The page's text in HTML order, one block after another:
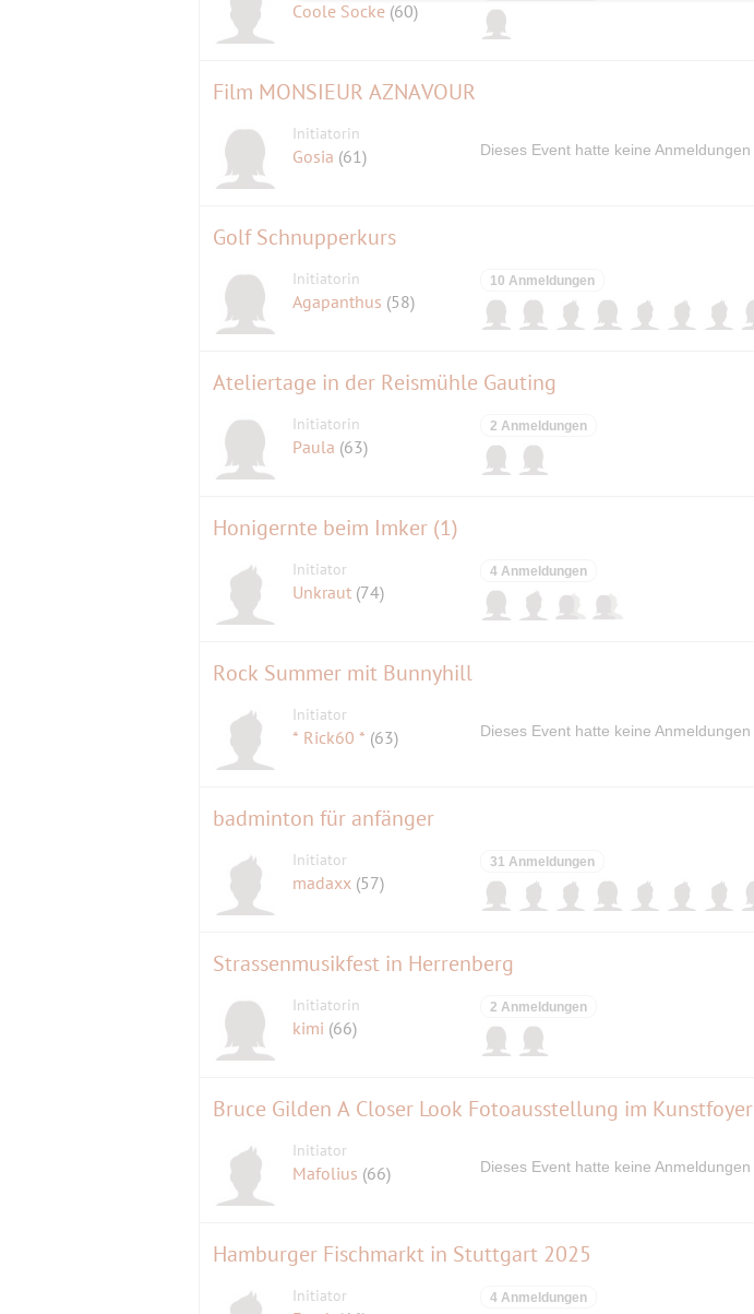
Coole Socke (60)
Film MONSIEUR AZNAVOUR
Initiatorin
Gosia (61) Dieses Event hatte keine Anmeldungen
Golf Schnupperkurs
Initiatorin
Agapanthus (58)
10 Anmeldungen
Ateliertage in der Reismühle Gauting
Initiatorin
Paula (63)
2 Anmeldungen
Honigernte beim Imker (1)
Initiator
Unkraut (74)
4 Anmeldungen
Rock Summer mit Bunnyhill
Initiator
* Rick60 * (63) Dieses Event hatte keine Anmeldungen
badminton für anfänger
Initiator
madaxx (57)
31 Anmeldungen
Strassenmusikfest in Herrenberg
Initiatorin
kimi (66)
2 Anmeldungen
Bruce Gilden A Closer Look Fotoausstellung im Kunstfoyer
Initiator
Mafolius (66) Dieses Event hatte keine Anmeldungen
Hamburger Fischmarkt in Stuttgart 2025
Initiator 4 Anmeldungen